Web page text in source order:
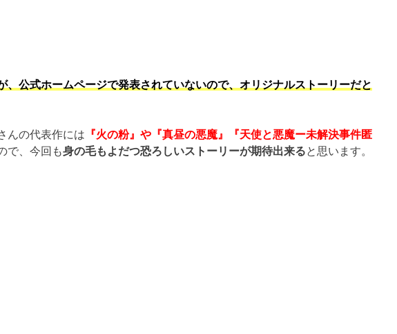
、公式ホームページで発表されていないので、オリジナルストーリーだと
んの代表作には 『火の粉』や『真昼の悪魔』『天使と悪魔ー未解決事件匿
で、今回も身の毛もよだつ恐ろしいストーリーが期待出来ると思います。